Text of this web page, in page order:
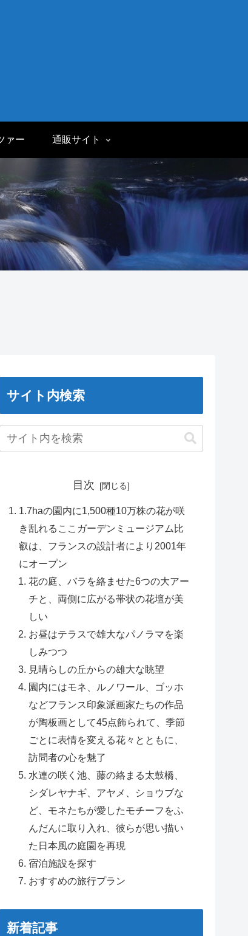
ァー 通販サイト
サイト内検索
目次
1.7haの園内に1,500種10万株の花が咲
き乱れるここガーデンミュージアム比
叡は、フランスの設計者により2001年
にオープン
花の庭、バラを絡ませた6つの大アー
チと、両側に広がる帯状の花壇が美
しい
お昼はテラスで雄大なパノラマを楽
しみつつ
見晴らしの丘からの雄大な眺望
園内にはモネ、ルノワール、ゴッホ
などフランス印象派画家たちの作品
が陶板画として45点飾られて、季節
ごとに表情を変える花々とともに、
訪問者の心を魅了
水連の咲く池、藤の絡まる太鼓橋、
シダレヤナギ、アヤメ、ショウブな
ど、モネたちが愛したモチーフをふ
んだんに取り入れ、彼らが思い描い
た日本風の庭園を再現
宿泊施設を探す
おすすめの旅行プラン
新着記事